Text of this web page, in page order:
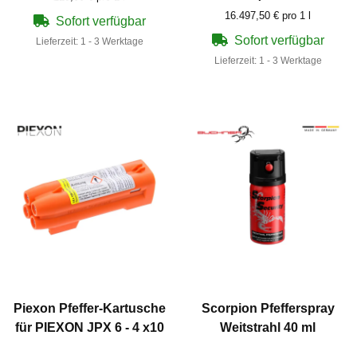
Sofort verfügbar
Lieferzeit: 1 - 3 Werktage
16.497,50 € pro 1 l
Sofort verfügbar
Lieferzeit: 1 - 3 Werktage
Piexon Pfeffer-Kartusche
für PIEXON JPX 6 - 4 x10
Scorpion Pfefferspray
Weitstrahl 40 ml